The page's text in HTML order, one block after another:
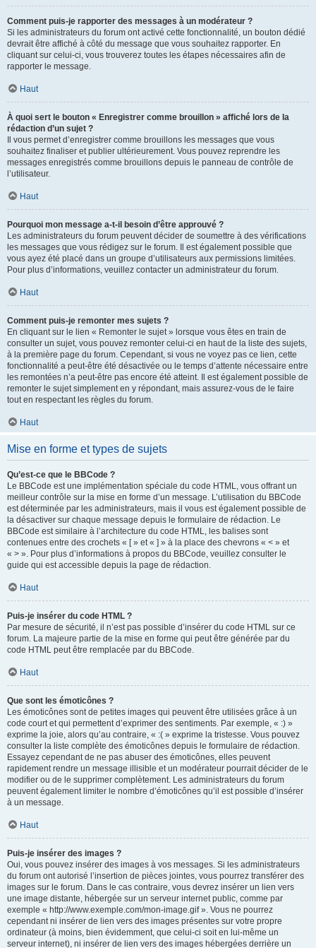
Comment puis-je rapporter des messages à un modérateur ?
Si les administrateurs du forum ont activé cette fonctionnalité, un bouton dédié
devrait être affiché à côté du message que vous souhaitez rapporter. En
cliquant sur celui-ci, vous trouverez toutes les étapes nécessaires afin de
rapporter le message.
Haut
À quoi sert le bouton « Enregistrer comme brouillon » affiché lors de la
rédaction d’un sujet ?
Il vous permet d’enregistrer comme brouillons les messages que vous
souhaitez finaliser et publier ultérieurement. Vous pouvez reprendre les
messages enregistrés comme brouillons depuis le panneau de contrôle de
l’utilisateur.
Haut
Pourquoi mon message a-t-il besoin d’être approuvé ?
Les administrateurs du forum peuvent décider de soumettre à des vérifications
les messages que vous rédigez sur le forum. Il est également possible que
vous ayez été placé dans un groupe d’utilisateurs aux permissions limitées.
Pour plus d’informations, veuillez contacter un administrateur du forum.
Haut
Comment puis-je remonter mes sujets ?
En cliquant sur le lien « Remonter le sujet » lorsque vous êtes en train de
consulter un sujet, vous pouvez remonter celui-ci en haut de la liste des sujets,
à la première page du forum. Cependant, si vous ne voyez pas ce lien, cette
fonctionnalité a peut-être été désactivée ou le temps d’attente nécessaire entre
les remontées n’a peut-être pas encore été atteint. Il est également possible de
remonter le sujet simplement en y répondant, mais assurez-vous de le faire
tout en respectant les règles du forum.
Haut
Mise en forme et types de sujets
Qu’est-ce que le BBCode ?
Le BBCode est une implémentation spéciale du code HTML, vous offrant un
meilleur contrôle sur la mise en forme d’un message. L’utilisation du BBCode
est déterminée par les administrateurs, mais il vous est également possible de
la désactiver sur chaque message depuis le formulaire de rédaction. Le
BBCode est similaire à l’architecture du code HTML, les balises sont
contenues entre des crochets « [ » et « ] » à la place des chevrons « < » et
« > ». Pour plus d’informations à propos du BBCode, veuillez consulter le
guide qui est accessible depuis la page de rédaction.
Haut
Puis-je insérer du code HTML ?
Par mesure de sécurité, il n’est pas possible d’insérer du code HTML sur ce
forum. La majeure partie de la mise en forme qui peut être générée par du
code HTML peut être remplacée par du BBCode.
Haut
Que sont les émoticônes ?
Les émoticônes sont de petites images qui peuvent être utilisées grâce à un
code court et qui permettent d’exprimer des sentiments. Par exemple, « :) »
exprime la joie, alors qu’au contraire, « :( » exprime la tristesse. Vous pouvez
consulter la liste complète des émoticônes depuis le formulaire de rédaction.
Essayez cependant de ne pas abuser des émoticônes, elles peuvent
rapidement rendre un message illisible et un modérateur pourrait décider de le
modifier ou de le supprimer complètement. Les administrateurs du forum
peuvent également limiter le nombre d’émoticônes qu’il est possible d’insérer
à un message.
Haut
Puis-je insérer des images ?
Oui, vous pouvez insérer des images à vos messages. Si les administrateurs
du forum ont autorisé l’insertion de pièces jointes, vous pourrez transférer des
images sur le forum. Dans le cas contraire, vous devrez insérer un lien vers
une image distante, hébergée sur un serveur internet public, comme par
exemple « http://www.exemple.com/mon-image.gif ». Vous ne pourrez
cependant ni insérer de lien vers des images présentes sur votre propre
ordinateur (à moins, bien évidemment, que celui-ci soit en lui-même un
serveur internet), ni insérer de lien vers des images hébergées derrière un